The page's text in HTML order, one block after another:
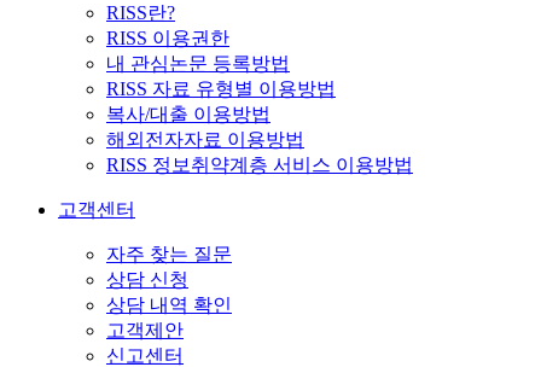
RISS란?
RISS 이용권한
내 관심논문 등록방법
RISS 자료 유형별 이용방법
복사/대출 이용방법
해외전자자료 이용방법
RISS 정보취약계층 서비스 이용방법
고객센터
자주 찾는 질문
상담 신청
상담 내역 확인
고객제안
신고센터